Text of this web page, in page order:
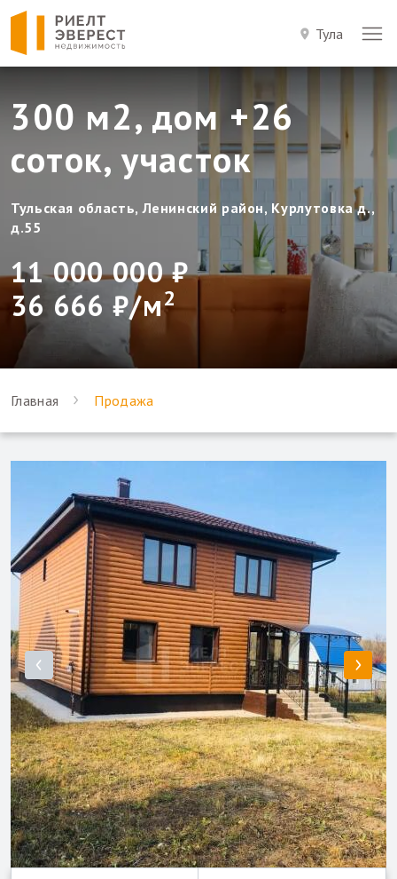
Тула
300 м2, дом +26
соток, участок
Тульская область, Ленинский район, Курлутовка д.,
д.55
11 000 000 ₽
36 666 ₽/м2
Главная Продажа